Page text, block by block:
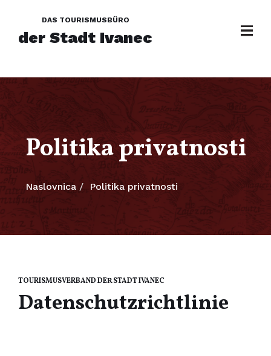
DAS TOURISMUSBÜRO
der Stadt Ivanec
Politika privatnosti
Naslovnica Politika privatnosti
TOURISMUSVERBAND DER STADT IVANEC
Datenschutzrichtlinie